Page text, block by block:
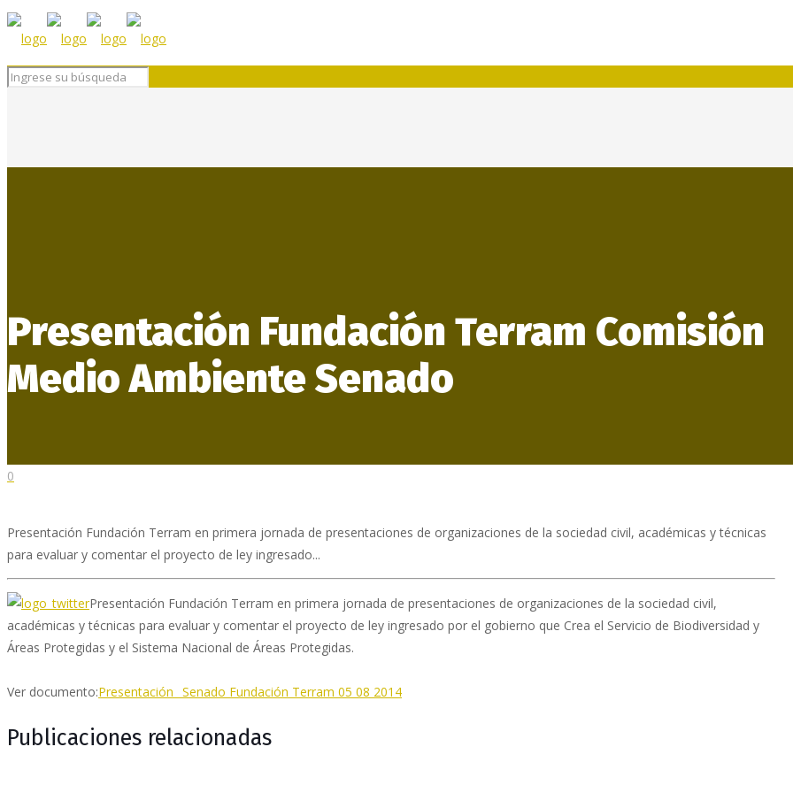
Presentación Fundación Terram Comisión
Medio Ambiente Senado
0
Presentación Fundación Terram en primera jornada de presentaciones de organizaciones de la sociedad civil, académicas y técnicas
para evaluar y comentar el proyecto de ley ingresado...
Presentación Fundación Terram en primera jornada de presentaciones de organizaciones de la sociedad civil,
académicas y técnicas para evaluar y comentar el proyecto de ley ingresado por el gobierno que Crea el Servicio de Biodiversidad y
Áreas Protegidas y el Sistema Nacional de Áreas Protegidas.
Ver documento:Presentación_ Senado Fundación Terram 05 08 2014
Publicaciones relacionadas